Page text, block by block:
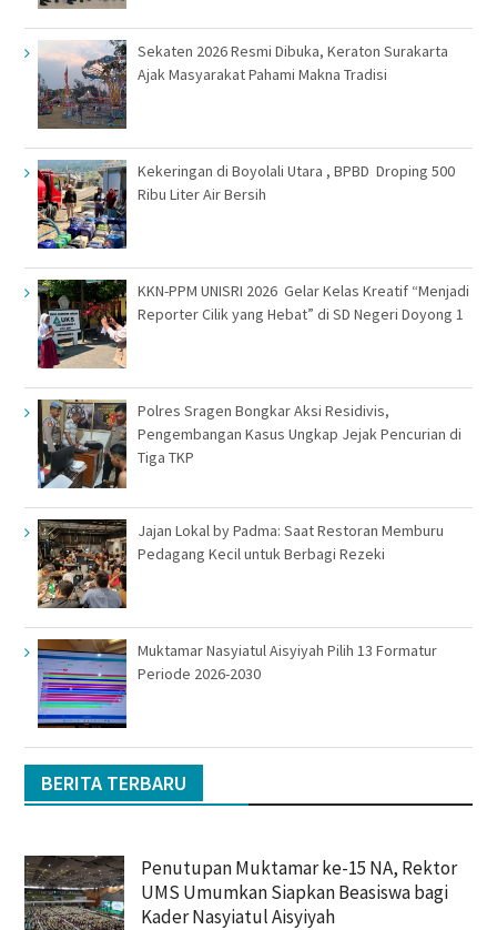
Sekaten 2026 Resmi Dibuka, Keraton Surakarta
Ajak Masyarakat Pahami Makna Tradisi
Kekeringan di Boyolali Utara , BPBD Droping 500
Ribu Liter Air Bersih
KKN-PPM UNISRI 2026 Gelar Kelas Kreatif “Menjadi
Reporter Cilik yang Hebat” di SD Negeri Doyong 1
Polres Sragen Bongkar Aksi Residivis,
Pengembangan Kasus Ungkap Jejak Pencurian di
Tiga TKP
Jajan Lokal by Padma: Saat Restoran Memburu
Pedagang Kecil untuk Berbagi Rezeki
Muktamar Nasyiatul Aisyiyah Pilih 13 Formatur
Periode 2026-2030
BERITA TERBARU
Penutupan Muktamar ke-15 NA, Rektor
UMS Umumkan Siapkan Beasiswa bagi
Kader Nasyiatul Aisyiyah